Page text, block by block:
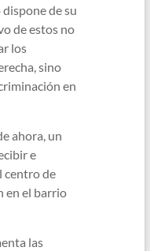
de su
de estos no
los
sino
en
ahora, un
e
centro de
en el barrio
las